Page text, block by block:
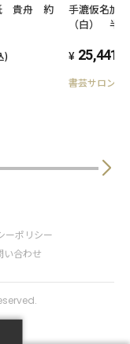
貴舟 約
)
手漉仮名加
（白） 半切
25,441
書芸サロン賛
ーポリシー
い合わせ